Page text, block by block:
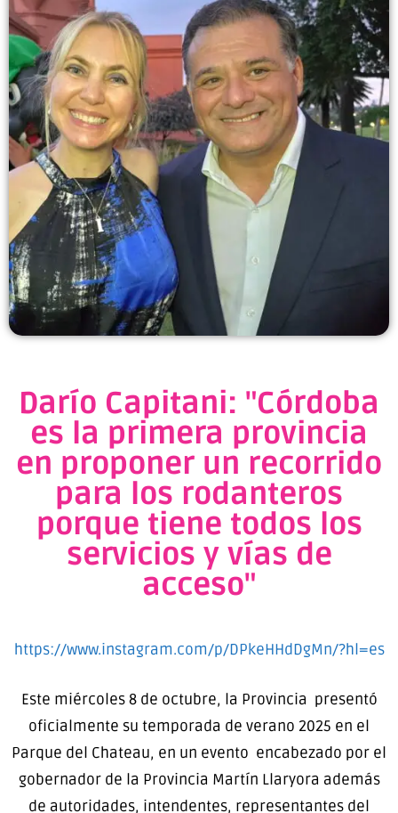
Darío Capitani: "Córdoba
es la primera provincia
en proponer un recorrido
para los rodanteros
porque tiene todos los
servicios y vías de
acceso"
https://www.instagram.com/p/DPkeHHdDgMn/?hl=es
Este miércoles 8 de octubre, la Provincia presentó
oficialmente su temporada de verano 2025 en el
Parque del Chateau, en un evento encabezado por el
gobernador de la Provincia Martín Llaryora además
de autoridades, intendentes, representantes del